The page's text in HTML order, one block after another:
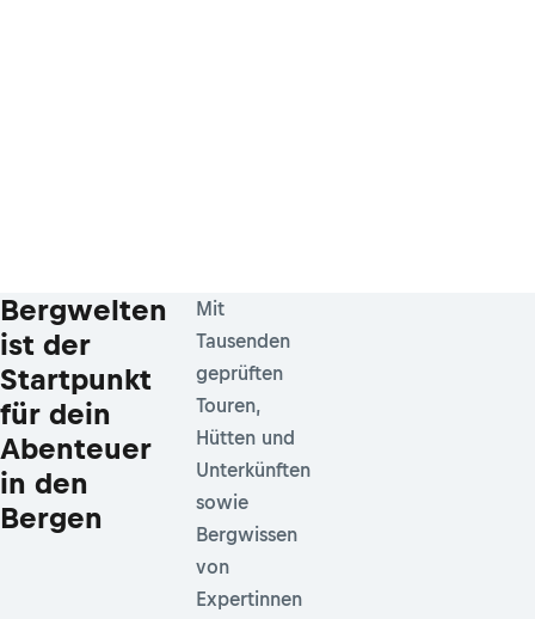
Bergwelten
ist der
Startpunkt
für dein
Abenteuer
in den
Bergen
Mit
Tausenden
geprüften
Touren,
Hütten und
Unterkünften
sowie
Bergwissen
von
Expertinnen